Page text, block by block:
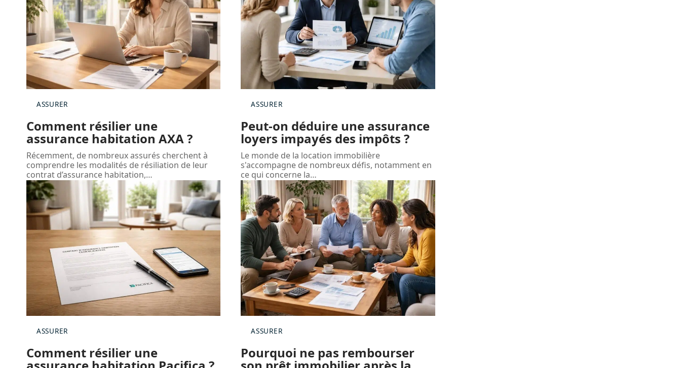
ASSURER
Comment résilier une
assurance habitation AXA ?
Récemment, de nombreux assurés cherchent à
comprendre les modalités de résiliation de leur
contrat d’assurance habitation,…
ASSURER
Peut-on déduire une assurance
loyers impayés des impôts ?
Le monde de la location immobilière
s'accompagne de nombreux défis, notamment en
ce qui concerne la…
ASSURER
Comment résilier une
ASSURER
Pourquoi ne pas rembourser